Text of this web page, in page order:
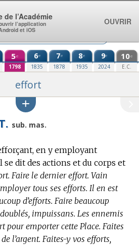
5e
1798
6e
1835
7e
1878
8e
1935
9e
2024
10e
E.C.
effort
sub. mas.
en y employant
se dit des actions et du corps et
Faire le dernier effort. Vain
tous ses efforts. Il en est
d’efforts. Faire beaucoup
impuissans. Les ennemis
pour emporter cette Place. Faites
l’argent. Faites-y vos efforts,
de l’Académie
l’application
et iOS
OUVRIR